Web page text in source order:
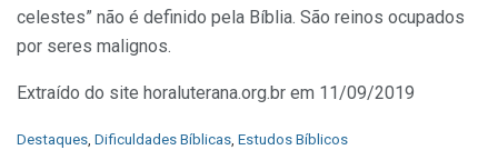
celestes” não é definido pela Bíblia. São reinos ocupados
por seres malignos.
Extraído do site horaluterana.org.br em 11/09/2019
C
Destaques Dificuldades Bíblicas Estudos Bíblicos